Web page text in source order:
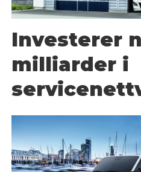
Investerer
milliarder i